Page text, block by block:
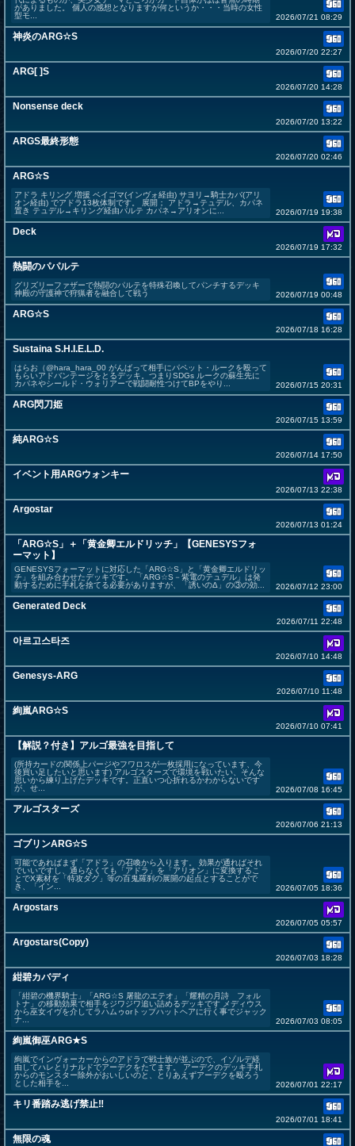
がありました。 個人の感想となりますが何というか・・・当時の女性
型モ...
2026/07/21 08:29
神炎のARG☆S
2026/07/20 22:27
ARG[ ]S
2026/07/20 14:28
Nonsense deck
2026/07/20 13:22
ARGS最終形態
2026/07/20 02:46
ARG☆S
アドラ キリング 増援 ベイゴマ(インヴォ経由) サヨリ→騎士カバ(アリ
オン経由) でアドラ13枚体制です。 展開； アドラ→テュデル、カパネ
置き テュデル→キリング経由パルテ カパネ→アリオンに...
2026/07/19 19:38
Deck
2026/07/19 17:32
熱闘のパパルテ
グリズリーファザーで熱闘のパルテを特殊召喚してパンチするデッキ
神殿の守護神で狩猟者を融合して戦う
2026/07/19 00:48
ARG☆S
2026/07/18 16:28
Sustaina S.H.I.E.L.D.
はらお（@hara_hara_00 がんばって相手にパペット・ルークを殴って
もらいアドバンテージをとるデッキ。つまりSDGs ルークの蘇生先に
カパネやシールド・ウォリアーで戦闘耐性つけてBPをやり...
2026/07/15 20:31
ARG閃刀姫
2026/07/15 13:59
純ARG☆S
2026/07/14 17:50
イベント用ARGウォンキー
2026/07/13 22:38
Argostar
2026/07/13 01:24
「ARG☆S」＋「黄金卿エルドリッチ」【GENESYSフォ
ーマット】
GENESYSフォーマットに対応した「ARG☆S」と「黄金卿エルドリッ
チ」を組み合わせたデッキです。 「ARG☆S－紫電のテュデル」は発
動するために手札を捨てる必要がありますが、「誘いのΔ」の③の効...
2026/07/12 23:00
Generated Deck
2026/07/11 22:48
아르고스타즈
2026/07/10 14:48
Genesys-ARG
2026/07/10 11:48
絢嵐ARG☆S
2026/07/10 07:41
【解説？付き】アルゴ最強を目指して
(所持カードの関係上パージやフワロスが一枚採用になっています、今
後買い足したいと思います) アルゴスターズで環境を戦いたい、そんな
思いから練り上げたデッキです。正直いつ心折れるかわからないです
が、せ...
2026/07/08 16:45
アルゴスターズ
2026/07/06 21:13
ゴブリンARG☆S
可能であればまず「アドラ」の召喚から入ります。 効果が通ればそれ
でいいですし、通らなくても「アドラ」を「アリオン」に変換するこ
とでX素材を「特攻ダグ」等の百鬼羅刹の展開の起点とすることがで
き、「イン...
2026/07/05 18:36
Argostars
2026/07/05 05:57
Argostars(Copy)
2026/07/03 18:28
紺碧カバディ
「紺碧の機界騎士」「ARG☆S 屠龍のエテオ」「耀精の月詩 フォル
トナ」の移動効果で相手をジワジワ追い詰めるデッキです メディウス
から巫女イヴを介してラハムゥorトップハットヘアに行く事でジャック
ナ...
2026/07/03 08:05
絢嵐御巫ARG★S
絢嵐でインヴォーカーからのアドラで戦士族が並ぶので、イゾルデ経
由してハレとリナルドでアーデクをたてます。 アーデクのデッキ手札
からのモンスター除外がおいしいのと、とりあえずアーデクを殴ろう
とした相手を...
2026/07/01 22:17
キリ番踏み逃げ禁止‼️
2026/07/01 18:41
無限の魂